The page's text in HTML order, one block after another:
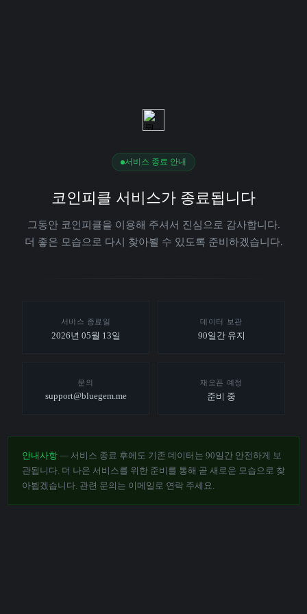
서비스 종료 안내
코인피클 서비스가 종료됩니다
그동안 코인피클을 이용해 주셔서 진심으로 감사합니다.
더 좋은 모습으로 다시 찾아뵐 수 있도록 준비하겠습니다.
서비스 종료일
2026년 05월 13일
데이터 보관
90일간 유지
문의
support@bluegem.me
재오픈 예정
준비 중
안내사항 — 서비스 종료 후에도 기존 데이터는 90일간 안전하게 보
관됩니다. 더 나은 서비스를 위한 준비를 통해 곧 새로운 모습으로 찾
아뵙겠습니다. 관련 문의는 이메일로 연락 주세요.